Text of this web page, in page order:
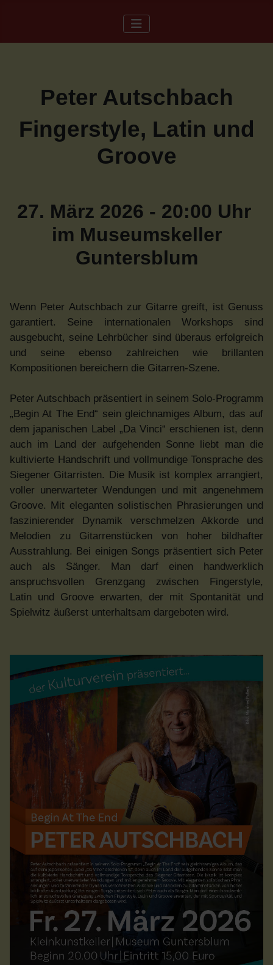
Peter Autschbach
Fingerstyle, Latin und
Groove
27. März 2026 - 20:00 Uhr
im Museumskeller
Guntersblum
Wenn Peter Autschbach zur Gitarre greift, ist Genuss
garantiert. Seine internationalen Workshops sind
ausgebucht, seine Lehrbücher sind überaus erfolgreich
und seine ebenso zahlreichen wie brillanten
Kompositionen bereichern die Gitarren-Szene.
Peter Autschbach präsentiert in seinem Solo-Programm
„Begin At The End“ sein gleichnamiges Album, das auf
dem japanischen Label „Da Vinci“ erschienen ist, denn
auch im Land der aufgehenden Sonne liebt man die
kultivierte Handschrift und vollmundige Tonsprache des
Siegener Gitarristen. Die Musik ist komplex arrangiert,
voller unerwarteter Wendungen und mit angenehmem
Groove. Mit eleganten solistischen Phrasierungen und
faszinierender Dynamik verschmelzen Akkorde und
Melodien zu Gitarrenstücken von hoher bildhafter
Ausstrahlung. Bei einigen Songs präsentiert sich Peter
auch als Sänger. Man darf einen handwerklich
anspruchsvollen Grenzgang zwischen Fingerstyle,
Latin und Groove erwarten, der mit Spontanität und
Spielwitz äußerst unterhaltsam dargeboten wird.